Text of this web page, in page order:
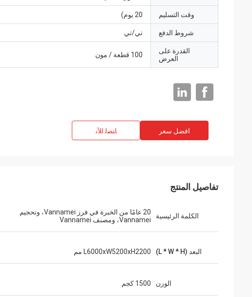
وقت التسليم 20 يوم)
شروط الدفع تي/تي
القدرة على
العرض
100 قطعة / مون
افضل سعر ﺎﺘﺼﻟ ﺍﻶﻧ
تفاصيل المنتج
الكلمة الرئيسية
20 عامًا من الخبرة في فرز Vannamei، وتحجيم
Vannamei، ومصنف Vannamei
البعد (L * W * H) L6000xW5200xH2200 مم
الوزن 1500 كجم